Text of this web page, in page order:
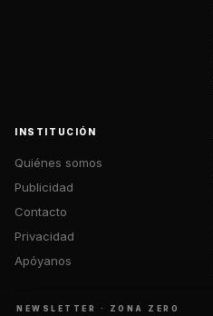
INSTITUCIÓN
Quiénes somos
Publicidad
Contacto
Privacidad
Apóyanos
NEWSLETTER · ZONA ZERO